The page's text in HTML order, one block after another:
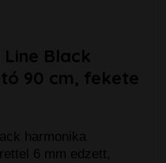
Line Black
90 cm, fekete
harmonika
6 mm edzett,